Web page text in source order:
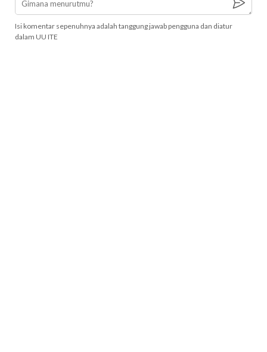
Isi komentar sepenuhnya adalah tanggung jawab pengguna dan diatur
dalam UU ITE